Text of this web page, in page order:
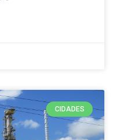
CIDADES